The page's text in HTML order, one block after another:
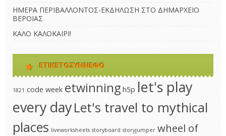
ΗΜΕΡΑ ΠΕΡΙΒΑΛΛΟΝΤΟΣ-ΕΚΔΗΛΩΣΗ ΣΤΟ ΔΗΜΑΡΧΕΙΟ
ΒΕΡΟΙΑΣ
ΚΑΛΟ ΚΑΛΟΚΑΙΡΙ!
ΕΤΙΚΕΤΟΣΎΝΝΕΦΟ
1821 code week etwinning h5p let's play
every dayLet's travel to mythical
places liveworksheets storyboard storyjumper wheel of